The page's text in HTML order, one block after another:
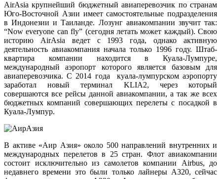
AirAsia крупнейший бюджетный авиаперевозчик по странам
Юго-Восточной Азии имеет самостоятельные подразделения
в Индонезии и Таиланде. Лозунг авиакомпании звучит так:
“Now everyone can fly” (сегодня летать может каждый). Свою
историю AirAsia ведет с 1993 года, однако активную
деятельность авиакомпания начала только 1996 году. Штаб-
квартира компании находится в Куала-Лумпуре,
международный аэропорт которого является базовым для
авиаперевозчика. С 2014 года куала-лумпурском аэропорту
заработал новый терминал KLIA2, через который
совершаются все рейсы данной авиакомпании, а так же всех
бюджетных компаний совершающих перелеты с посадкой в
Куала-Лумпур.
В активе «Аир Азия» около 500 направлений внутренних и
международных перелетов в 25 стран. Флот авиакомпании
состоит исключительно из самолетов компании Airbus, до
недавнего времени это были только лайнеры А320, сейчас